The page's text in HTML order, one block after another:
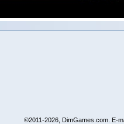
©2011-2026, DimGames.com. E-